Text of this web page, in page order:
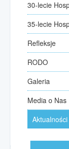
30-lecie
Refleksje
kilka słów od
RODO
Galeria
Media o Nas
Aktualności
Opieka
paliatywno-hospicyjna
30-lecie
35-lecie
Refleksje
RODO
Galeria
Media o Nas
Aktualności